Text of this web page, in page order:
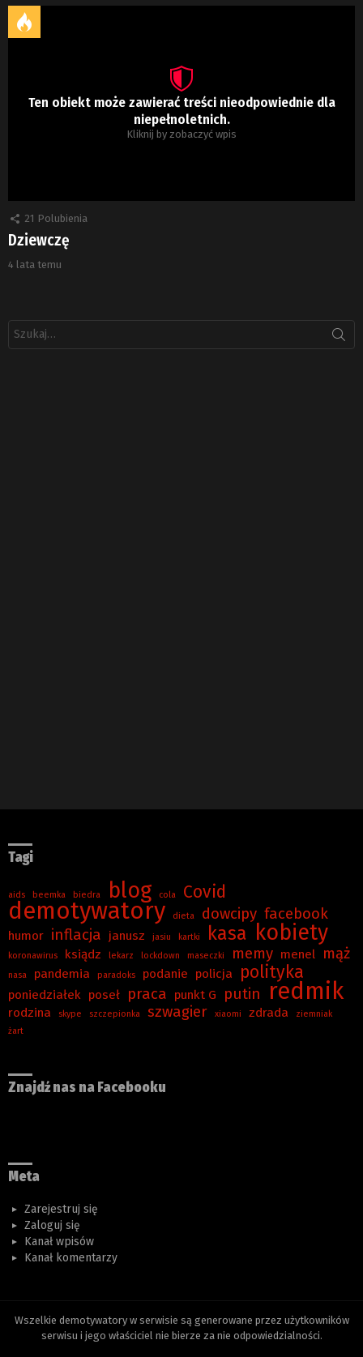
Ten obiekt może zawierać treści nieodpowiednie dla
niepełnoletnich.
Kliknij by zobaczyć wpis
21 Polubienia
Dziewczę
4 lata temu
Tagi
aids beemka biedra blog cola Covid
demotywatory dieta dowcipy facebook
humor inflacja janusz jasiu kartki kasa kobiety
koronawirus ksiądz lekarz lockdown maseczki memy menel mąż
nasa pandemia paradoks podanie policja polityka
poniedziałek poseł praca punkt G putin redmik
rodzina skype szczepionka szwagier xiaomi zdrada
ziemniak
żart
Znajdź nas na Facebooku
Meta
Zarejestruj się
Zaloguj się
Kanał wpisów
Kanał komentarzy
Wszelkie demotywatory w serwisie są generowane przez użytkowników
serwisu i jego właściciel nie bierze za nie odpowiedzialności.